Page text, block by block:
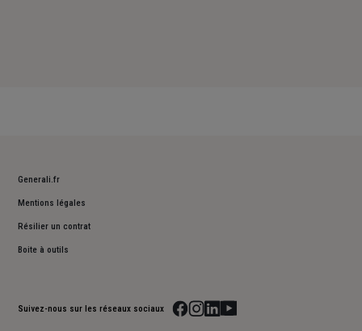
Generali.fr
Mentions légales
Résilier un contrat
Boite à outils
Suivez-nous sur les réseaux sociaux